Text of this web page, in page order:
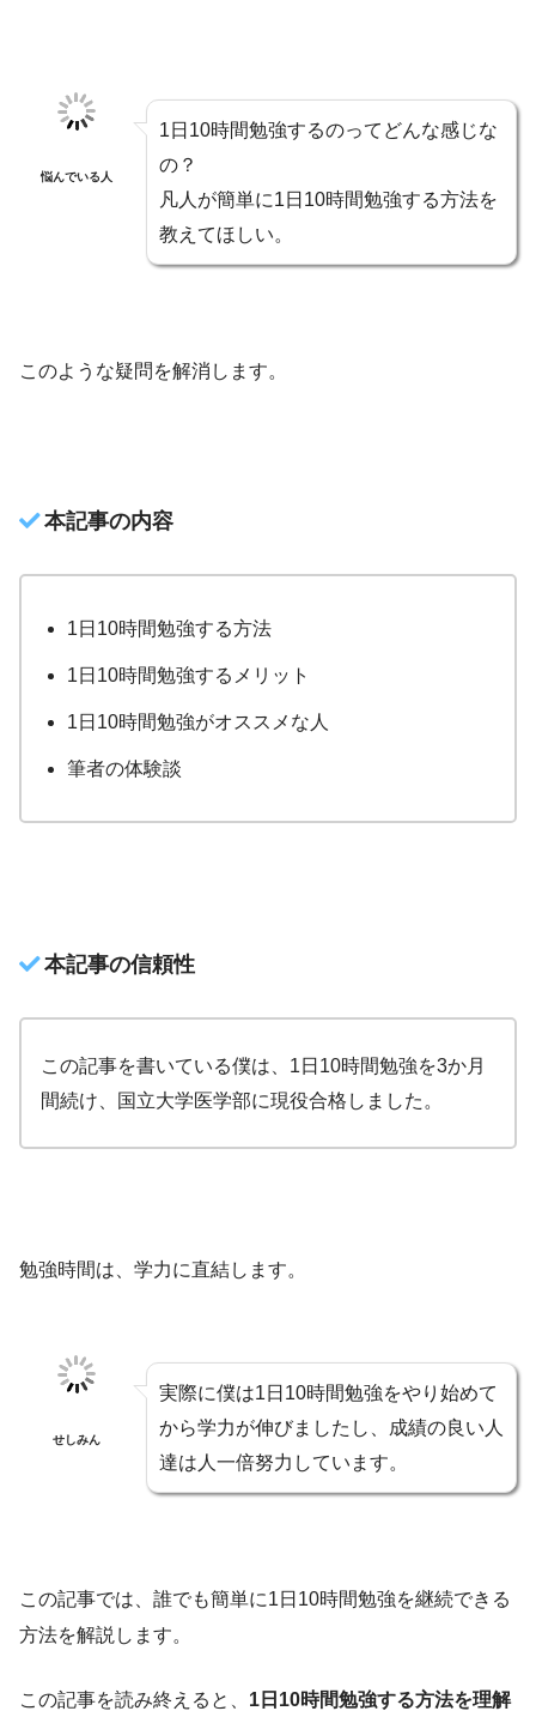
悩んでいる人
1日10時間勉強するのってどんな感じな
の？
凡人が簡単に1日10時間勉強する方法を
教えてほしい。
このような疑問を解消します。
本記事の内容
1日10時間勉強する方法
1日10時間勉強するメリット
1日10時間勉強がオススメな人
筆者の体験談
本記事の信頼性
この記事を書いている僕は、1日10時間勉強を3か月
間続け、国立大学医学部に現役合格しました。
勉強時間は、学力に直結します。
せしみん
実際に僕は1日10時間勉強をやり始めて
から学力が伸びましたし、成績の良い人
達は人一倍努力しています。
この記事では、誰でも簡単に1日10時間勉強を継続できる
方法を解説します。
この記事を読み終えると、 1日10時間勉強する方法を理解